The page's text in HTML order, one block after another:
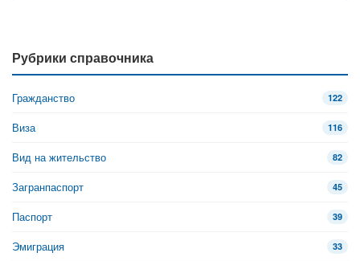
Рубрики справочника
Гражданство 122
Виза 116
Вид на жительство 82
Загранпаспорт 45
Паспорт 39
Эмиграция 33